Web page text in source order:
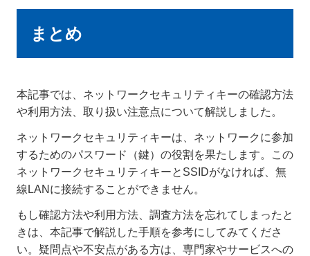
まとめ
本記事では、ネットワークセキュリティキーの確認方法
や利用方法、取り扱い注意点について解説しました。
ネットワークセキュリティキーは、ネットワークに参加
するためのパスワード（鍵）の役割を果たします。この
ネットワークセキュリティキーとSSIDがなければ、無
線LANに接続することができません。
もし確認方法や利用方法、調査方法を忘れてしまったと
きは、本記事で解説した手順を参考にしてみてくださ
い。疑問点や不安点がある方は、専門家やサービスへの